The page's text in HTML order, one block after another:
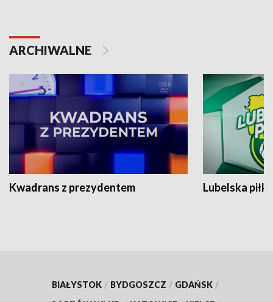
ARCHIWALNE
Kwadrans z prezydentem Lubelska piłka
BIAŁYSTOK / BYDGOSZCZ / GDAŃSK /